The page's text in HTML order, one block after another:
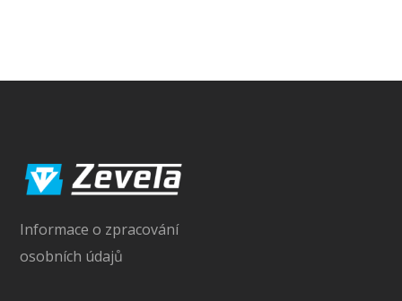
Informace o zpracování
osobních údajů